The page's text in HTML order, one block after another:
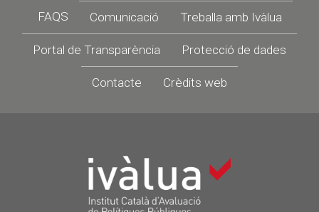
Footer
FAQS Comunicació Treballa amb Ivàlua
Portal de Transparència Protecció de dades
Contacte Crèdits web